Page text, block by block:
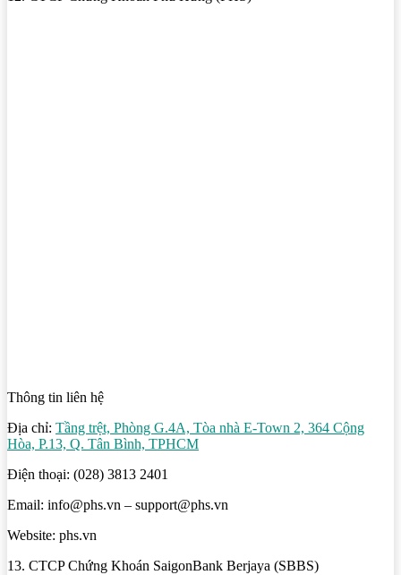
Thông tin liên hệ
Địa chỉ: Tầng trệt, Phòng G.4A, Tòa nhà E-Town 2, 364 Cộng
Hòa, P.13, Q. Tân Bình, TPHCM
Điện thoại: (028) 3813 2401
Email: info@phs.vn – support@phs.vn
Website: phs.vn
13. CTCP Chứng Khoán SaigonBank Berjaya (SBBS)